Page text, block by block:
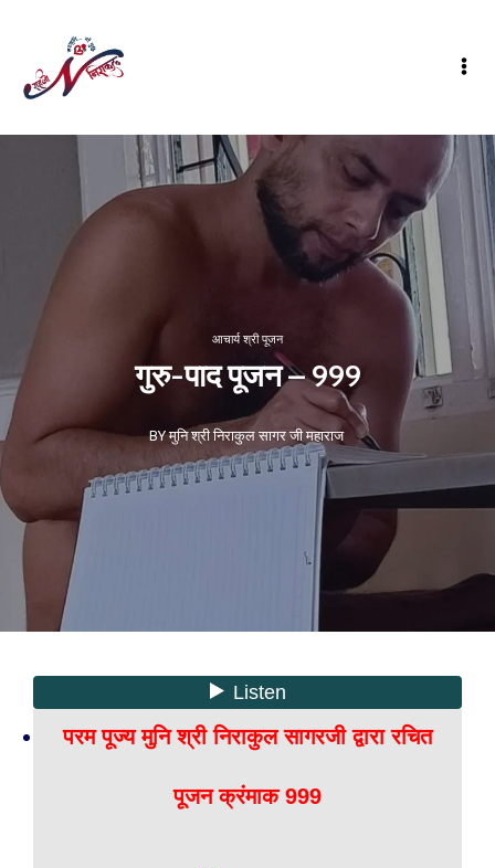
आचार्य श्री पूजन
गुरु-पाद पूजन – 999
BY मुनि श्री निराकुल सागर जी महाराज
परम पूज्य मुनि श्री निराकुल सागरजी द्वारा रचित
पूजन क्रंमाक 999